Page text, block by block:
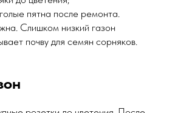
пятна после ремонта.
Слишком низкий газон
почву для семян сорняков.